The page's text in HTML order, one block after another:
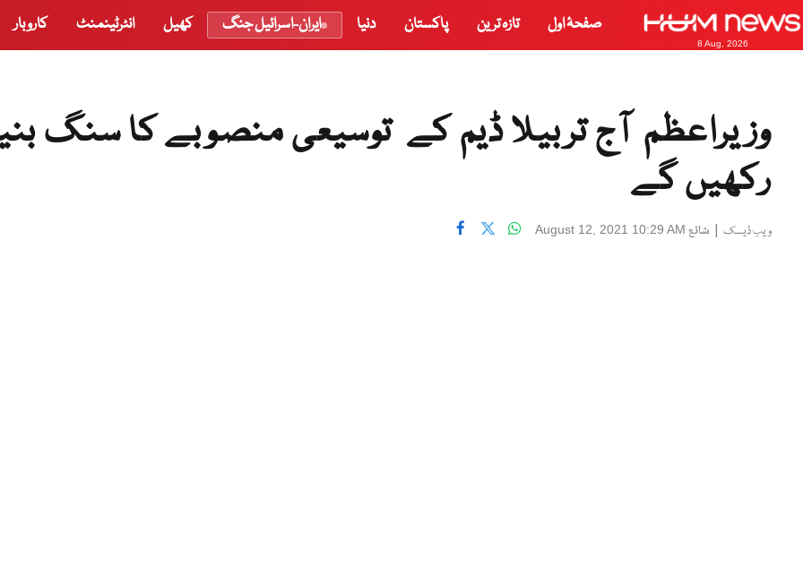
8 Aug, 2026
صفحۂ اول تازہ ترین پاکستان دنیا ایران-اسرائیل جنگ کھیل انٹرٹینمنٹ کاروبار
وزیراعظم آج تربیلا ڈیم کے توسیعی منصوبے کا سنگ
رکھیں گے
ویب ڈیسک | شائع August 12, 2021 10:29 AM